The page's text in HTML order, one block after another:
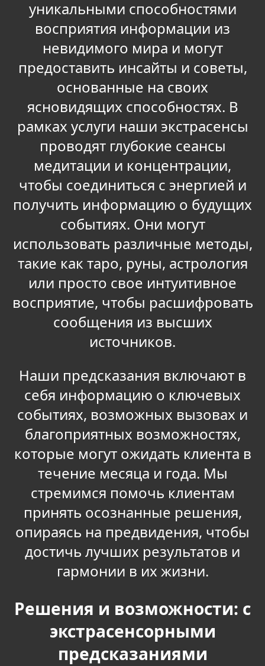
уникальными способностями
восприятия информации из
невидимого мира и могут
предоставить инсайты и советы,
основанные на своих
ясновидящих способностях. В
рамках услуги наши экстрасенсы
проводят глубокие сеансы
медитации и концентрации,
чтобы соединиться с энергией и
получить информацию о будущих
событиях. Они могут
использовать различные методы,
такие как таро, руны, астрология
или просто свое интуитивное
восприятие, чтобы расшифровать
сообщения из высших
источников.
Наши предсказания включают в
себя информацию о ключевых
событиях, возможных вызовах и
благоприятных возможностях,
которые могут ожидать клиента в
течение месяца и года. Мы
стремимся помочь клиентам
принять осознанные решения,
опираясь на предвидения, чтобы
достичь лучших результатов и
гармонии в их жизни.
Решения и возможности: с
экстрасенсорными
предсказаниями